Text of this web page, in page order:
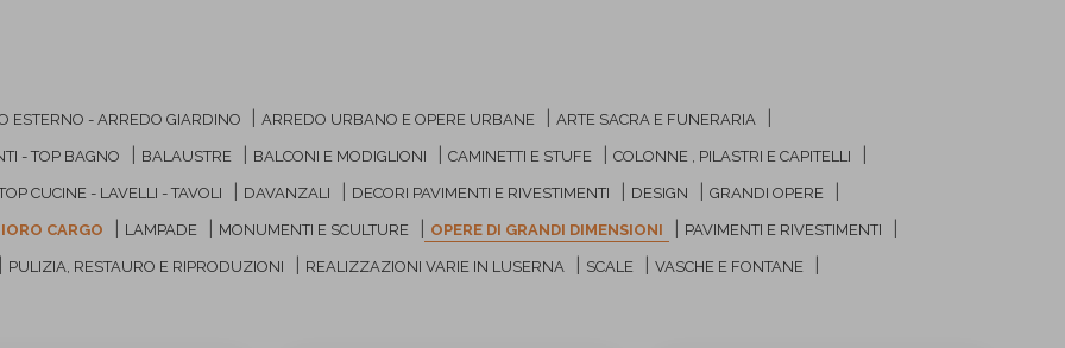
ESTERNO - ARREDO GIARDINO ARREDO URBANO E OPERE URBANE ARTE SACRA E FUNERARIA
- TOP BAGNO BALAUSTRE BALCONI E MODIGLIONI CAMINETTI E STUFE COLONNE , PILASTRI E CAPITELLI
CUCINE - LAVELLI - TAVOLI DAVANZALI DECORI PAVIMENTI E RIVESTIMENTI DESIGN GRANDI OPERE
CARGO LAMPADE MONUMENTI E SCULTURE OPERE DI GRANDI DIMENSIONI PAVIMENTI E RIVESTIMENTI
PULIZIA, RESTAURO E RIPRODUZIONI REALIZZAZIONI VARIE IN LUSERNA SCALE VASCHE E FONTANE